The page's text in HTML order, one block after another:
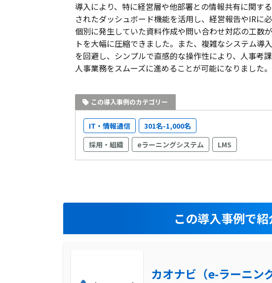
導入により、特に経営層や他部署との情報共有に関す
されたダッシュボード機能を活用し、経営報告やIRに
個別に発生していた資料作成や問い合わせ対応の工数
トを大幅に圧縮できました。また、複雑なシステム導
を回避し、シンプルで直感的な操作性により、人事考
人事業務をスムーズに進めることが可能になりました。
この導入事例のカテゴリー
IT・情報通信
301名-1,000名
採用・組織
eラーニングシステム LMS
この導入事例で
カオナビ（e-ラーニン